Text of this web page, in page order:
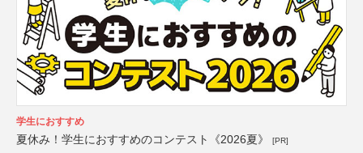
学生におすすめ
夏休み！学生におすすめのコンテスト《2026夏》 [PR]